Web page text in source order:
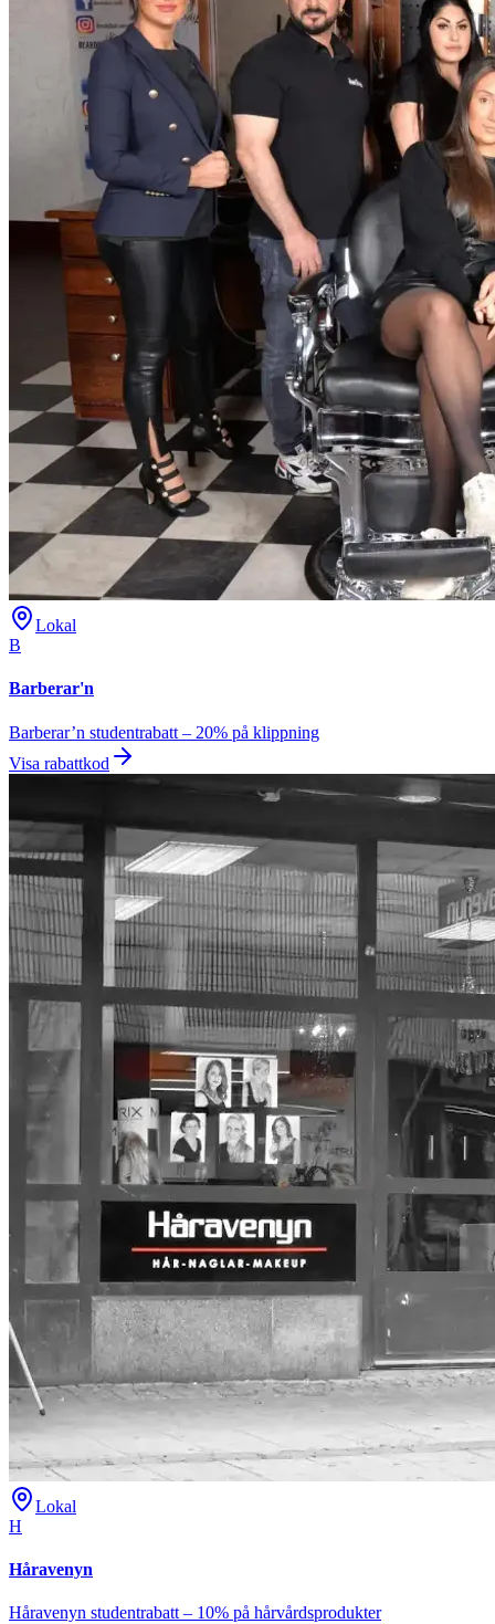
Lokal
B
Barberar'n
Barberar’n studentrabatt – 20% på klippning
Visa rabattkod
Lokal
H
Håravenyn
Håravenyn studentrabatt – 10% på hårvårdsprodukter